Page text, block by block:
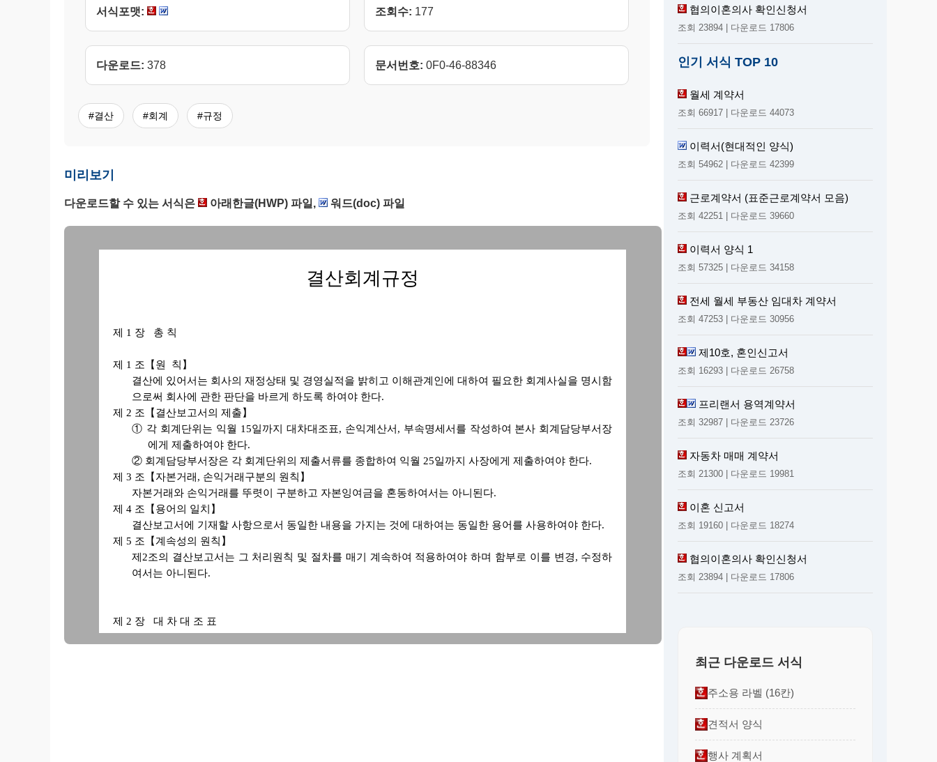
서식포맷: 조회수: 177
다운로드: 378 문서번호: 0F0-46-88346
#결산 #회계 #규정
미리보기
다운로드할 수 있는 서식은 아래한글(HWP) 파일, 워드(doc) 파일
결산회계규정
제 1 장 총 칙
제 1 조【원 칙】
결산에 있어서는 회사의 재정상태 및 경영실적을 밝히고 이해관계인에 대하여 필요한 회계사실을 명시함
으로써 회사에 관한 판단을 바르게 하도록 하여야 한다.
제 2 조【결산보고서의 제출】
① 각 회계단위는 익월 15일까지 대차대조표, 손익계산서, 부속명세서를 작성하여 본사 회계담당부서장
에게 제출하여야 한다.
② 회계담당부서장은 각 회계단위의 제출서류를 종합하여 익월 25일까지 사장에게 제출하여야 한다.
제 3 조【자본거래, 손익거래구분의 원칙】
자본거래와 손익거래를 뚜렷이 구분하고 자본잉여금을 혼동하여서는 아니된다.
제 4 조【용어의 일치】
결산보고서에 기재할 사항으로서 동일한 내용을 가지는 것에 대하여는 동일한 용어를 사용하여야 한다.
제 5 조【계속성의 원칙】
제2조의 결산보고서는 그 처리원칙 및 절차를 매기 계속하여 적용하여야 하며 함부로 이를 변경, 수정하
여서는 아니된다.
제 2 장 대 차 대 조 표
협의이혼의사 확인신청서
조회 23894 | 다운로드 17806
인기 서식 TOP 10
월세 계약서
조회 66917 | 다운로드 44073
이력서(현대적인 양식)
조회 54962 | 다운로드 42399
근로계약서 (표준근로계약서 모음)
조회 42251 | 다운로드 39660
이력서 양식 1
조회 57325 | 다운로드 34158
전세 월세 부동산 임대차 계약서
조회 47253 | 다운로드 30956
제10호, 혼인신고서
조회 16293 | 다운로드 26758
프리랜서 용역계약서
조회 32987 | 다운로드 23726
자동차 매매 계약서
조회 21300 | 다운로드 19981
이혼 신고서
조회 19160 | 다운로드 18274
협의이혼의사 확인신청서
조회 23894 | 다운로드 17806
최근 다운로드 서식
주소용 라벨 (16칸)
견적서 양식
행사 계획서